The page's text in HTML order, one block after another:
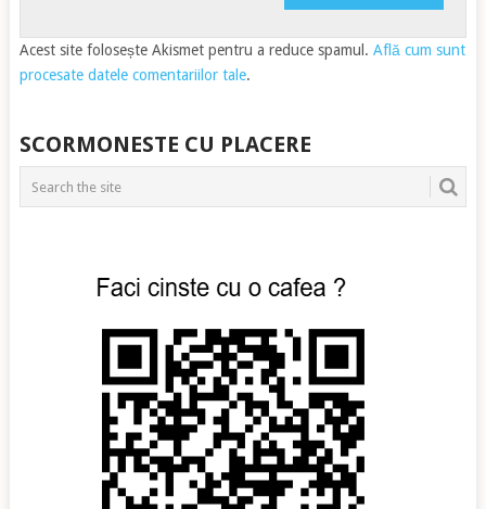
Acest site folosește Akismet pentru a reduce spamul. Află cum sunt
procesate datele comentariilor tale.
SCORMONESTE CU PLACERE